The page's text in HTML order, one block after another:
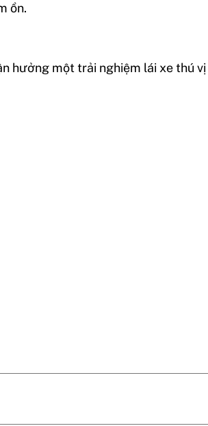
ồn.
hưởng một trải nghiệm lái xe thú vị